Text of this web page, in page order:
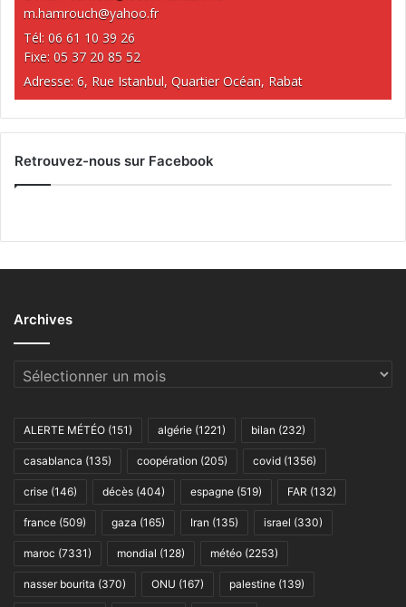
m.hamrouch@yahoo.fr
Tél: 06 61 10 39 26
Fixe: 05 37 20 85 52
Adresse: 6, Rue Istanbul, Quartier Océan, Rabat
Retrouvez-nous sur Facebook
Archives
Archives
ALERTE MÉTÉO (151) algérie (1221) bilan (232)
casablanca (135) coopération (205) covid (1356)
crise (146) décès (404) espagne (519) FAR (132)
france (509) gaza (165) Iran (135) israel (330)
maroc (7331) mondial (128) météo (2253)
nasser bourita (370) ONU (167) palestine (139)